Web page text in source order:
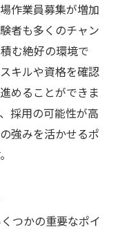
作業員募集が増加
者も多くのチャン
む絶好の環境で
キルや資格を確認
めることができま
採用の可能性が高
強みを活かせるポ
つかの重要なポイ